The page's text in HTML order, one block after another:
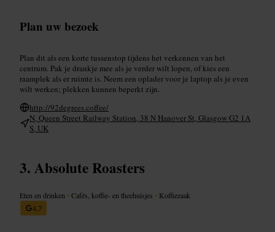
Plan uw bezoek
Plan dit als een korte tussenstop tijdens het verkennen van het
centrum. Pak je drankje mee als je verder wilt lopen, of kies een
raamplek als er ruimte is. Neem een oplader voor je laptop als je even
wilt werken; plekken kunnen beperkt zijn.
http://92degrees.coffee/
N, Queen Street Railway Station, 38 N Hanover St, Glasgow G2 1A
S, UK
Absolute Roasters
Eten en drinken •Cafés, koffie- en theehuisjes • Koffiezaak
4,7